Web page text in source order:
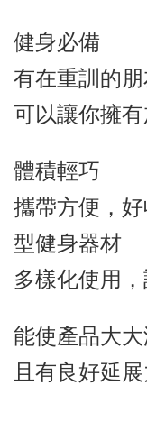
健身必備
有在重訓的
可以讓你擁
體積輕巧
攜帶方便，
型健身器材
多樣化使用
能使產品大
且有良好延